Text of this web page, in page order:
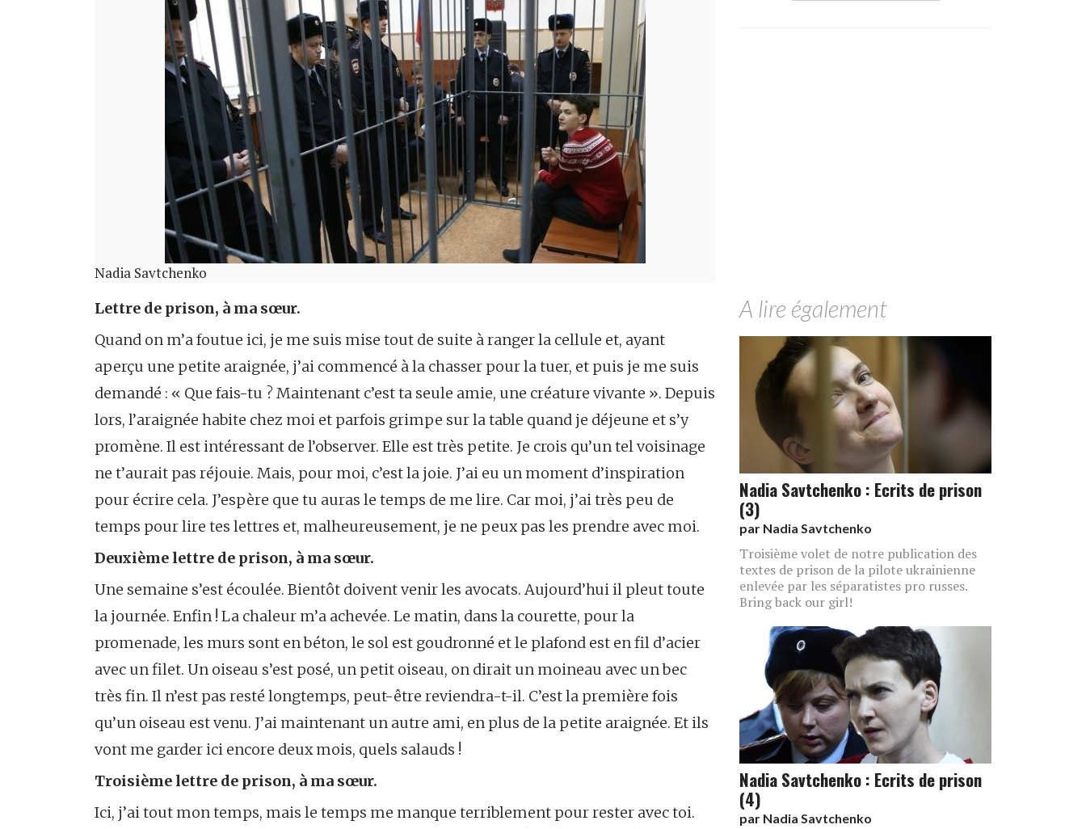
Nadia Savtchenko
Lettre de prison, à ma sœur.
Quand on m’a foutue ici, je me suis mise tout de suite à ranger la cellule et, ayant
aperçu une petite araignée, j’ai commencé à la chasser pour la tuer, et puis je me suis
demandé : « Que fais-tu ? Maintenant c’est ta seule amie, une créature vivante ». Depuis
lors, l’araignée habite chez moi et parfois grimpe sur la table quand je déjeune et s’y
promène. Il est intéressant de l’observer. Elle est très petite. Je crois qu’un tel voisinage
ne t’aurait pas réjouie. Mais, pour moi, c’est la joie. J’ai eu un moment d’inspiration
pour écrire cela. J’espère que tu auras le temps de me lire. Car moi, j’ai très peu de
temps pour lire tes lettres et, malheureusement, je ne peux pas les prendre avec moi.
Deuxième lettre de prison, à ma sœur.
Une semaine s’est écoulée. Bientôt doivent venir les avocats. Aujourd’hui il pleut toute
la journée. Enfin ! La chaleur m’a achevée. Le matin, dans la courette, pour la
promenade, les murs sont en béton, le sol est goudronné et le plafond est en fil d’acier
avec un filet. Un oiseau s’est posé, un petit oiseau, on dirait un moineau avec un bec
très fin. Il n’est pas resté longtemps, peut-être reviendra-t-il. C’est la première fois
qu’un oiseau est venu. J’ai maintenant un autre ami, en plus de la petite araignée. Et ils
vont me garder ici encore deux mois, quels salauds !
Troisième lettre de prison, à ma sœur.
Ici, j’ai tout mon temps, mais le temps me manque terriblement pour rester avec toi.
A lire également
Nadia Savtchenko : Ecrits de prison
(3)
par Nadia Savtchenko
Troisième volet de notre publication des
textes de prison de la pilote ukrainienne
enlevée par les séparatistes pro russes.
Bring back our girl!
Nadia Savtchenko : Ecrits de prison
(4)
par Nadia Savtchenko